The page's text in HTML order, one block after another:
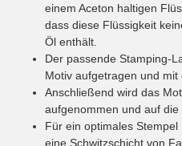
einem Aceton haltigen
dass diese Flüssigkeit
Öl enthält.
Der passende Stamping-
Motiv aufgetragen und mit
Anschließend wird das
aufgenommen und auf die
Für ein optimales
eine Schwitzschicht von